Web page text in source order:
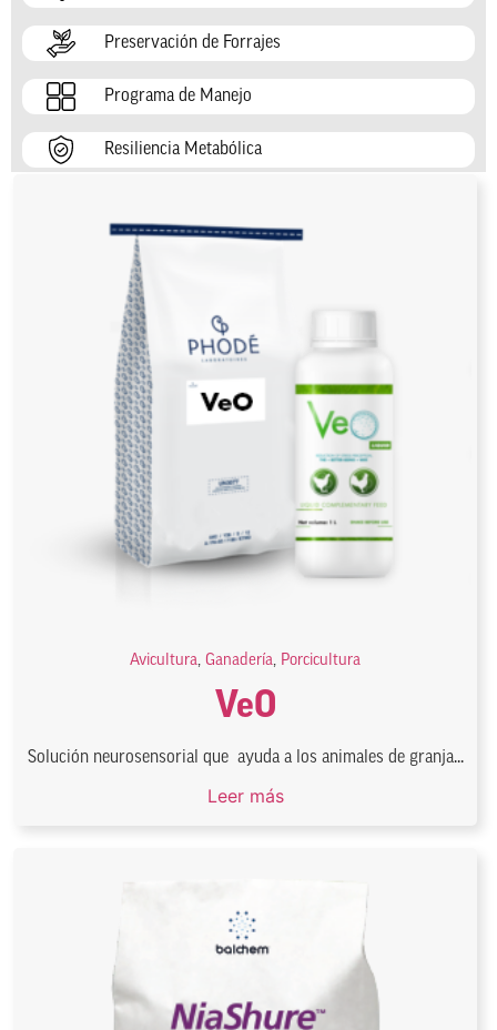
Preservación de Forrajes
Programa de Manejo
Resiliencia Metabólica
Avicultura, Ganadería, Porcicultura
VeO
Solución neurosensorial que ayuda a los animales de granja...
Leer más